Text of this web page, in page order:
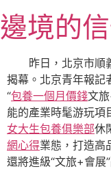
至
主
內
容
邊境的
昨日，北京市順
揭幕。北京青年報記
“包養一個月價錢文
能的產業時髦游玩項
女大生包養俱樂部休
網心得業態，打造高
還將進級“文旅+會展